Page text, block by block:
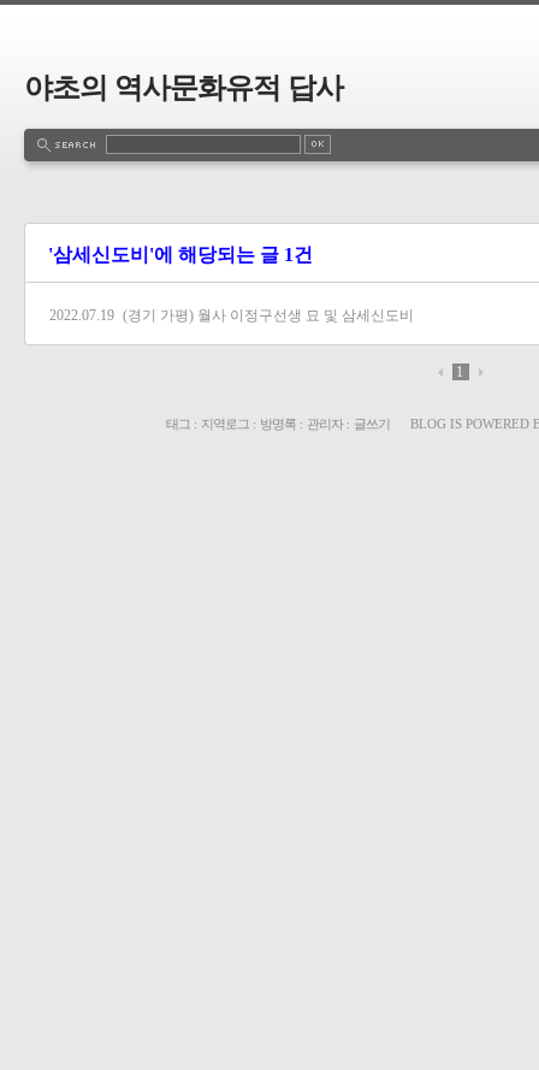
야초의 역사문화유적 답사
'삼세신도비'에 해당되는 글 1건
2022.07.19 (경기 가평) 월사 이정구선생 묘 및 삼세신도비
1
태그 : 지역로그 : 방명록 : 관리자: 글쓰기 BLOG IS POWERED